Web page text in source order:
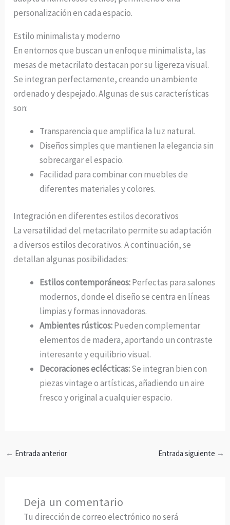
personalización en cada espacio.
Estilo minimalista y moderno
En entornos que buscan un enfoque minimalista, las
mesas de metacrilato destacan por su ligereza visual.
Se integran perfectamente, creando un ambiente
ordenado y despejado. Algunas de sus características
son:
Transparencia que amplifica la luz natural.
Diseños simples que mantienen la elegancia sin
sobrecargar el espacio.
Facilidad para combinar con muebles de
diferentes materiales y colores.
Integración en diferentes estilos decorativos
La versatilidad del metacrilato permite su adaptación
a diversos estilos decorativos. A continuación, se
detallan algunas posibilidades:
Estilos contemporáneos:Perfectas para salones
modernos, donde el diseño se centra en líneas
limpias y formas innovadoras.
Ambientes rústicos:Pueden complementar
elementos de madera, aportando un contraste
interesante y equilibrio visual.
Decoraciones eclécticas:Se integran bien con
piezas vintage o artísticas, añadiendo un aire
fresco y original a cualquier espacio.
← Entrada anterior Entrada siguiente →
Deja un comentario
Tu dirección de correo electrónico no será